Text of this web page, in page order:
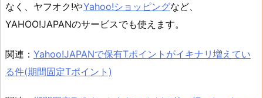
なく、ヤフオク!やYahoo!ショッピングなど、
YAHOO!JAPANのサービスでも使えます。
関連： Yahoo!JAPANで保有Tポイントがイキナリ増えてい
る件(期間固定Tポイント)